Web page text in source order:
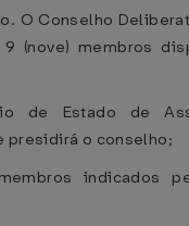
O Conselho
(nove) membros
de Estado de
presidirá o conselho;
indicados